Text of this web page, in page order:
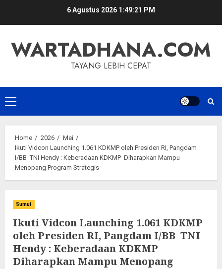
6 Agustus 2026 1:49:22 PM
WARTADHANA.COM
TAYANG LEBIH CEPAT
Primary
Menu
Home 2026
Mei
Ikuti Vidcon Launching 1.061 KDKMP oleh Presiden RI, Pangdam
I/BB TNI Hendy : Keberadaan KDKMP Diharapkan Mampu
Menopang Program Strategis
Sumut
Ikuti Vidcon Launching 1.061 KDKMP
oleh Presiden RI, Pangdam I/BB TNI
Hendy : Keberadaan KDKMP
Diharapkan Mampu Menopang